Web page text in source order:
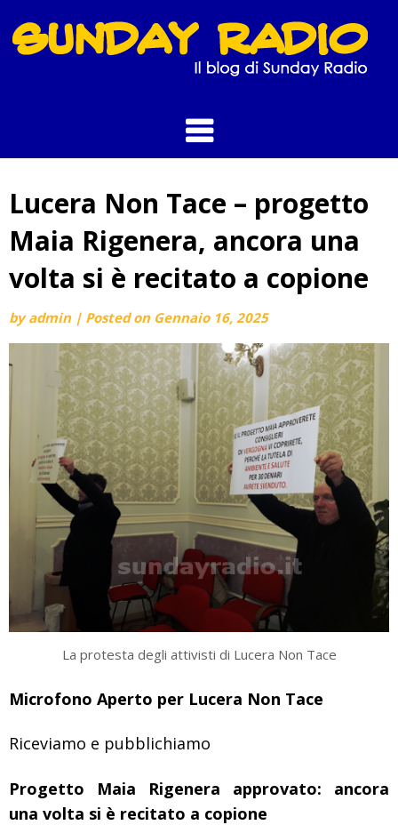
to
content
Lucera Non Tace – progetto
Maia Rigenera, ancora una
volta si è recitato a copione
byadmin | Posted on Gennaio 16, 2025
La protesta degli attivisti di Lucera Non Tace
Microfono Aperto per Lucera Non Tace
Riceviamo e pubblichiamo
Progetto Maia Rigenera approvato: ancora
una volta si è recitato a copione